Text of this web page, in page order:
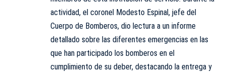
actividad, el coronel Modesto Espinal, jefe del
Cuerpo de Bomberos, dio lectura a un informe
detallado sobre las diferentes emergencias en las
que han participado los bomberos en el
cumplimiento de su deber, destacando la entrega y